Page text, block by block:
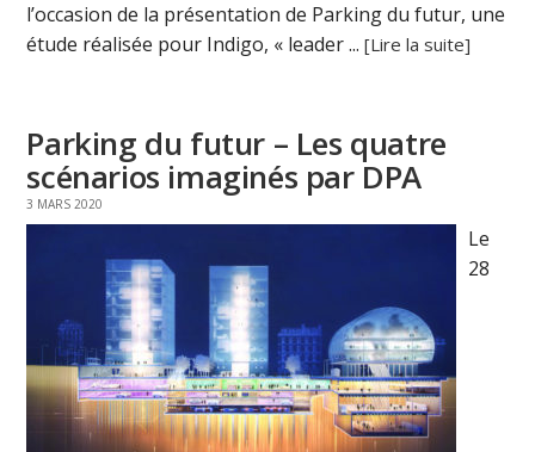
l’occasion de la présentation de Parking du futur, une
étude réalisée pour Indigo, « leader ...[Lire la suite]
Parking du futur – Les quatre
scénarios imaginés par DPA
3 MARS 2020
Le
28